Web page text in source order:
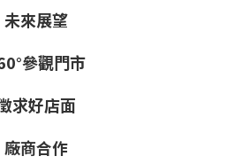
未來展望
參觀門市
求好店面
廠商合作